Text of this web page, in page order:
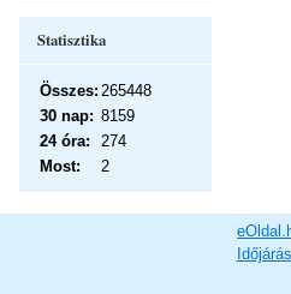
Statisztika
Most: 2
Összes: 265448
30 nap: 8159
24 óra:
274
Időjárás